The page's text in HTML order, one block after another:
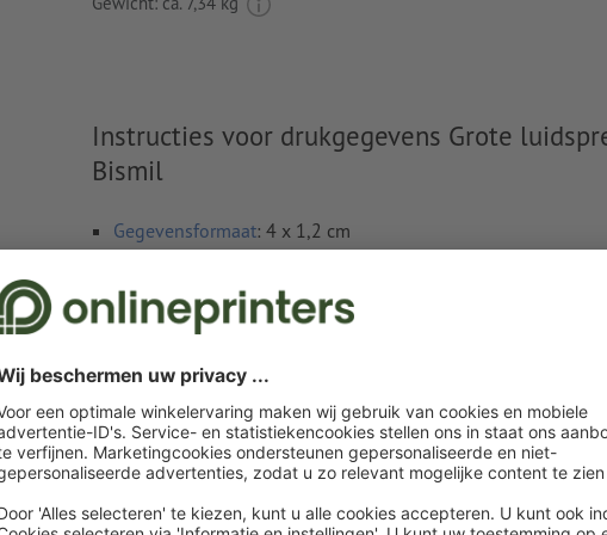
Instructies voor drukgegevens Grote
Bismil
Gegevensformaat: 4 x 1,2 cm
Maak een nieuw kleurveld aan en wijs aan het
naam van de staal: "Laser"
kleurtype: steunkleur
kleurwaarde: naar keuze
Aanwijzing: Deze "kleur" is alleen bedoeld voor